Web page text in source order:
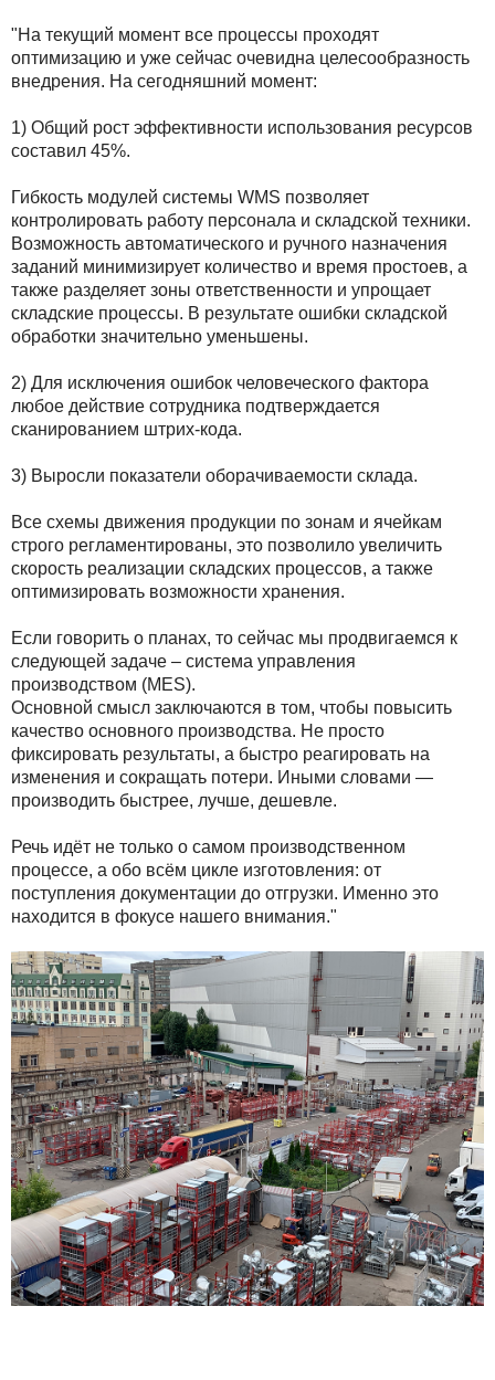
"На текущий момент все процессы проходят
оптимизацию и уже сейчас очевидна целесообразность
внедрения. На сегодняшний момент:
1) Общий рост эффективности использования ресурсов
составил 45%.
Гибкость модулей системы WMS позволяет
контролировать работу персонала и складской техники.
Возможность автоматического и ручного назначения
заданий минимизирует количество и время простоев, а
также разделяет зоны ответственности и упрощает
складские процессы. В результате ошибки складской
обработки значительно уменьшены.
2) Для исключения ошибок человеческого фактора
любое действие сотрудника подтверждается
сканированием штрих-кода.
3) Выросли показатели оборачиваемости склада.
Все схемы движения продукции по зонам и ячейкам
строго регламентированы, это позволило увеличить
скорость реализации складских процессов, а также
оптимизировать возможности хранения.
Если говорить о планах, то сейчас мы продвигаемся к
следующей задаче – система управления
производством (MES).
Основной смысл заключаются в том, чтобы повысить
качество основного производства. Не просто
фиксировать результаты, а быстро реагировать на
изменения и сокращать потери. Иными словами —
производить быстрее, лучше, дешевле.
Речь идёт не только о самом производственном
процессе, а обо всём цикле изготовления: от
поступления документации до отгрузки. Именно это
находится в фокусе нашего внимания."